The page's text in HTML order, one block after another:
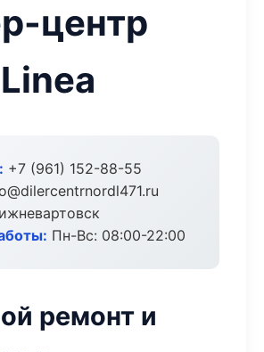
центр
+7 (961) 152-88-55
Пн-Вс: 08:00-22:00
ремонт и